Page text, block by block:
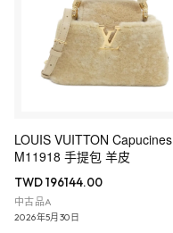
LOUIS VUITTON Capucines
M11918 手提包 羊皮
TWD 196144.00
中古品A
2026年5月30日